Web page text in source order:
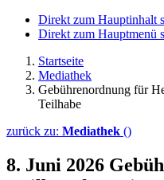
Direkt zum Hauptinhalt
Direkt zum Hauptmenü
Startseite
Mediathek
Gebührenordnung für
Teilhabe
zurück zu: Mediathek ()
8. Juni 2026